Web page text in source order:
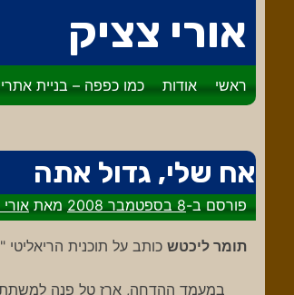
לתוכן
אורי צציק
ראשי אודות כמו כפפה – בניית
אח שלי, גדול אתה
פורסם ב-8 בספטמבר 2008 מאת
תומר ליכטש כותב על תוכנית